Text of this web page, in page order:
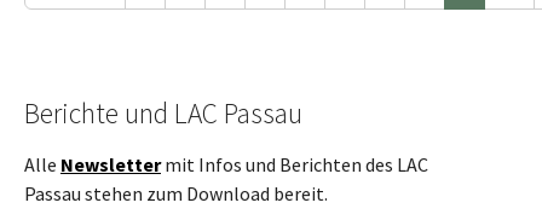
Berichte und LAC Passau
Alle Newslettermit Infos und Berichten des LAC
Passau stehen zum Download bereit.